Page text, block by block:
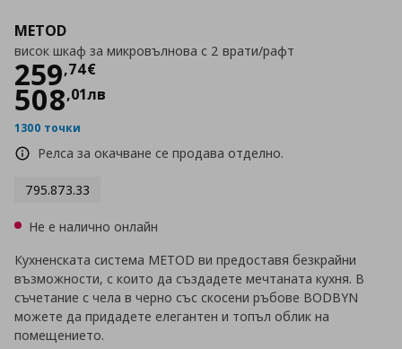
METOD
висок шкаф за микровълнова с 2 врати/рафт
259,74€
Цена259,74 €
508,01лв
1300 точки
Релса за окачване се продава отделно.
795.873.33
Не е налично онлайн
Кухненската система METOD ви предоставя безкрайни
възможности, с които да създадете мечтаната кухня. В
съчетание с чела в черно със скосени ръбове BODBYN
можете да придадете елегантен и топъл облик на
помещението.